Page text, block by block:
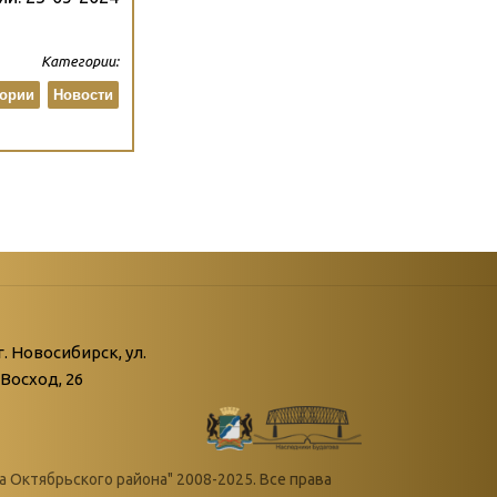
Категории:
Новости
войны»
Новосибирск, ул.
Восход, 26
района" 2008-2025. Все права